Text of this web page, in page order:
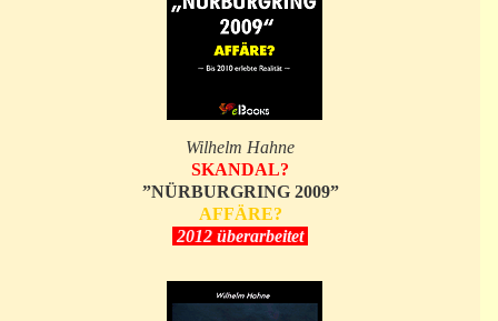
Wilhelm Hahne
SKANDAL?
”NÜRBURGRING 2009”
AFFÄRE?
2012 überarbeitet